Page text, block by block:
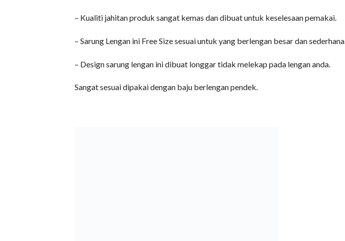
– Kualiti jahitan produk sangat kemas dan dibuat untuk keselesaan pemakai.
– Sarung Lengan ini Free Size sesuai untuk yang berlengan besar dan sederhana.
– Design sarung lengan ini dibuat longgar tidak melekap pada lengan anda.
Sangat sesuai dipakai dengan baju berlengan pendek.